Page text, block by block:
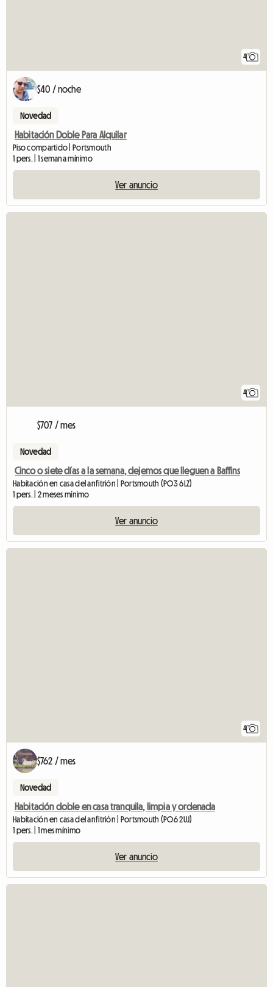
4
$40 / noche
Novedad
Habitación Doble Para Alquilar
Piso compartido | Portsmouth
1 pers. | 1 semana mínimo
Ver anuncio
4
$707 / mes
Novedad
Cinco o siete días a la semana, dejemos que lleguen a Baffins
Habitación en casa del anfitrión | Portsmouth (PO3 6LZ)
1 pers. | 2 meses mínimo
Ver anuncio
4
$762 / mes
Novedad
Habitación doble en casa tranquila, limpia y ordenada
Habitación en casa del anfitrión | Portsmouth (PO6 2UJ)
1 pers. | 1 mes mínimo
Ver anuncio